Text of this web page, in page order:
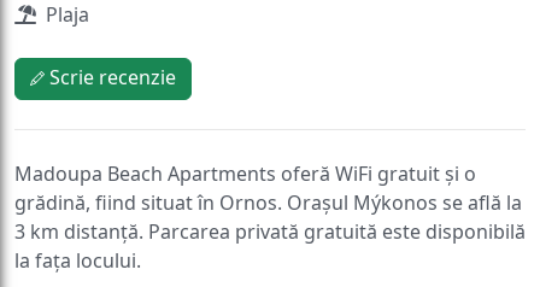
Plaja
Scrie recenzie
Madoupa Beach Apartments oferă WiFi gratuit și o
grădină, fiind situat în Ornos. Orașul Mýkonos se află la
3 km distanță. Parcarea privată gratuită este disponibilă
la fața locului.